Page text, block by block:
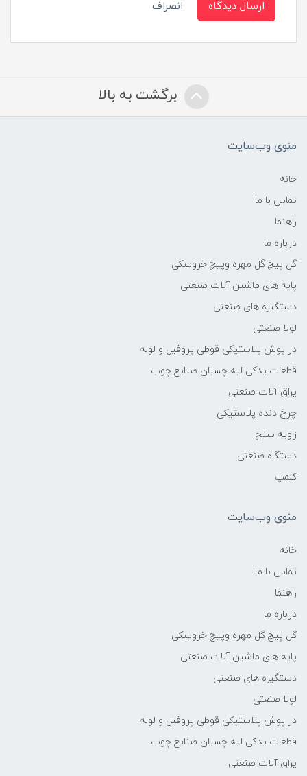
ارسال دیدگاه انصراف
برگشت به بالا
منوی وب‌سایت
خانه
تماس با ما
راهنما
درباره ما
گل پیچ گل مهره وپیچ خروسکی
پایه های ماشین آلات صنعتی
دستگیره های صنعتی
لولا صنعتی
در پوش پلاستیکی قوطی پروفیل و لوله
قطعات یدکی لبه چسبان صنایع چوب
یراق آلات صنعتی
چرخ دنده پلاستیکی
زاویه سنج
دستگاه صنعتی
کلمپ
منوی وب‌سایت
خانه
تماس با ما
راهنما
درباره ما
گل پیچ گل مهره وپیچ خروسکی
پایه های ماشین آلات صنعتی
دستگیره های صنعتی
لولا صنعتی
در پوش پلاستیکی قوطی پروفیل و لوله
قطعات یدکی لبه چسبان صنایع چوب
یراق آلات صنعتی